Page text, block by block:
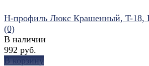
Н-профиль Люкс Крашенный, T-18,
(0)
В наличии
992 руб.
В корзину